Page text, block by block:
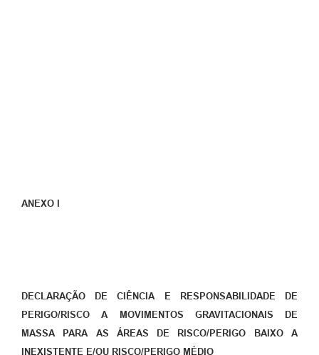
ANEXO I
DECLARAÇÃO DE CIÊNCIA E RESPONSABILIDADE DE
PERIGO/RISCO A MOVIMENTOS GRAVITACIONAIS DE
MASSA PARA AS ÁREAS DE RISCO/PERIGO BAIXO A
INEXISTENTE E/OU RISCO/PERIGO MÉDIO